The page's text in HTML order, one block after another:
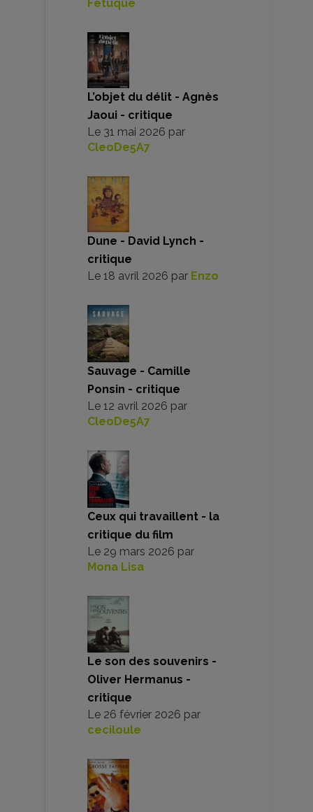
Fetuque
L’objet du délit - Agnès
Jaoui - critique
Le 31 mai 2026 par
CleoDe5A7
Dune - David Lynch -
critique
Le 18 avril 2026 par Enzo
Sauvage - Camille
Ponsin - critique
Le 12 avril 2026 par
CleoDe5A7
Ceux qui travaillent - la
critique du film
Le 29 mars 2026 par
Mona Lisa
Le son des souvenirs -
Oliver Hermanus -
critique
Le 26 février 2026 par
ceciloule